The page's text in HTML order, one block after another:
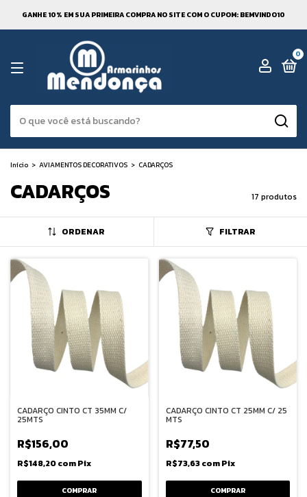
GANHE 10% EM SUA PRIMEIRA COMPRA NO SITE COM O CUPOM: BEMVINDO10
0
Início > AVIAMENTOS DECORATIVOS > CADARÇOS
CADARÇOS 17 produtos
ORDENAR FILTRAR
CADARÇO CINTO CT 35MM C/
25MTS
R$156,00
R$148,20comPix
CADARÇO CINTO CT 25MM C/ 25
MTS
R$77,50
R$73,63comPix